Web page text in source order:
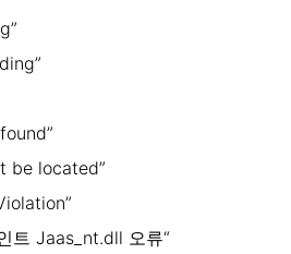
be located”
트 Jaas_nt.dll 오류“